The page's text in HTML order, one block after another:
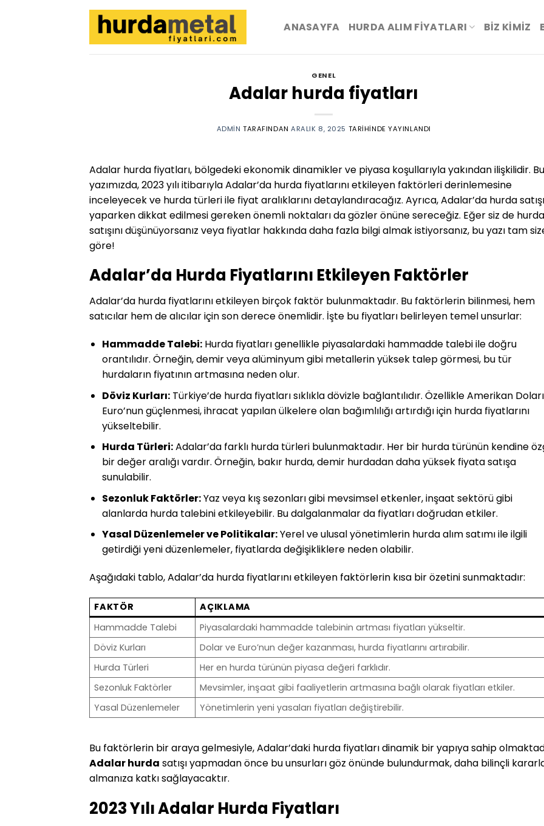
ANASAYFA HURDA ALIM FİYATLARI BIZ KIMIZ
GENEL
Adalar hurda fiyatları
ADMIN TARAFINDAN ARALIK 8, 2025 TARIHINDE YAYINLANDI
Adalar hurda fiyatları, bölgedeki ekonomik dinamikler ve piyasa koşullarıyla yakından ilişkilidir. Bu
yazımızda, 2023 yılı itibarıyla Adalar’da hurda fiyatlarını etkileyen faktörleri derinlemesine
inceleyecek ve hurda türleri ile fiyat aralıklarını detaylandıracağız. Ayrıca, Adalar’da hurda satışı
yaparken dikkat edilmesi gereken önemli noktaları da gözler önüne sereceğiz. Eğer siz de hurda
satışını düşünüyorsanız veya fiyatlar hakkında daha fazla bilgi almak istiyorsanız, bu yazı tam
göre!
Adalar’da Hurda Fiyatlarını Etkileyen Faktörler
Adalar’da hurda fiyatlarını etkileyen birçok faktör bulunmaktadır. Bu faktörlerin bilinmesi, hem
satıcılar hem de alıcılar için son derece önemlidir. İşte bu fiyatları belirleyen temel unsurlar:
Hammadde Talebi:Hurda fiyatları genellikle piyasalardaki hammadde talebi ile doğru
orantılıdır. Örneğin, demir veya alüminyum gibi metallerin yüksek talep görmesi, bu tür
hurdaların fiyatının artmasına neden olur.
Döviz Kurları:Türkiye’de hurda fiyatları sıklıkla dövizle bağlantılıdır. Özellikle Amerikan
Euro’nun güçlenmesi, ihracat yapılan ülkelere olan bağımlılığı artırdığı için hurda fiyatlarını
yükseltebilir.
Hurda Türleri:Adalar’da farklı hurda türleri bulunmaktadır. Her bir hurda türünün kendine
bir değer aralığı vardır. Örneğin, bakır hurda, demir hurdadan daha yüksek fiyata satışa
sunulabilir.
Sezonluk Faktörler:Yaz veya kış sezonları gibi mevsimsel etkenler, inşaat sektörü gibi
alanlarda hurda talebini etkileyebilir. Bu dalgalanmalar da fiyatları doğrudan etkiler.
Yasal Düzenlemeler ve Politikalar:Yerel ve ulusal yönetimlerin hurda alım satımı ile ilgili
getirdiği yeni düzenlemeler, fiyatlarda değişikliklere neden olabilir.
Aşağıdaki tablo, Adalar’da hurda fiyatlarını etkileyen faktörlerin kısa bir özetini sunmaktadır:
FAKTÖR
AÇIKLAMA
Hammadde Talebi
Piyasalardaki hammadde talebinin artması fiyatları yükseltir.
Döviz Kurları
Dolar ve Euro’nun değer kazanması, hurda fiyatlarını artırabilir.
Hurda Türleri
Her en hurda türünün piyasa değeri farklıdır.
Sezonluk Faktörler
Mevsimler, inşaat gibi faaliyetlerin artmasına bağlı olarak fiyatları etkiler.
Yasal Düzenlemeler
Yönetimlerin yeni yasaları fiyatları değiştirebilir.
Bu faktörlerin bir araya gelmesiyle, Adalar’daki hurda fiyatları dinamik bir yapıya sahip
Adalar hurda satışı yapmadan önce bu unsurları göz önünde bulundurmak, daha bilinçli
almanıza katkı sağlayacaktır.
2023 Yılı Adalar Hurda Fiyatları